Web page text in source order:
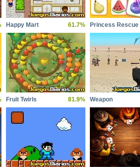
Happy Mart 61.7%
Fruit Twirls 81.9% Weapon